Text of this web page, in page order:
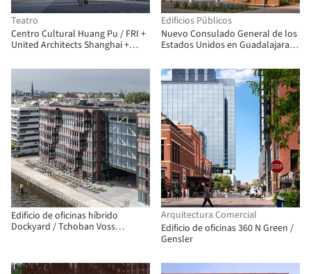
Teatro
Centro Cultural Huang Pu / FRI +
United Architects Shanghai +
Edificios Públicos
Nuevo Consulado General de los
Estados Unidos en Guadalajara /
Edificio de oficinas híbrido
Dockyard / Tchoban Voss
Arquitectura Comercial
Edificio de oficinas 360 N Green /
Gensler